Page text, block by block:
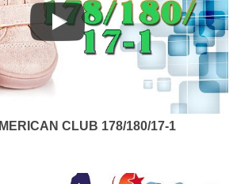
з LED підсвіткою
CLUB 178/180/17-1